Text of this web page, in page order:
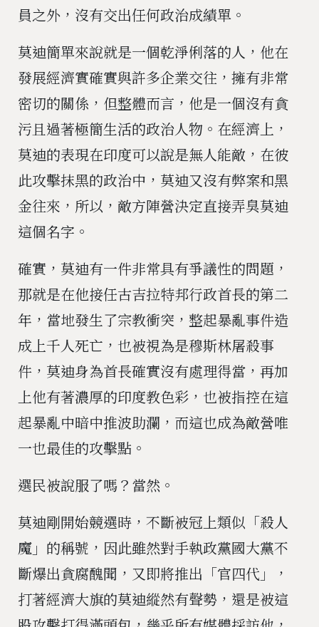
員之外，沒有交出任何政治成績單。
莫迪簡單來說就是一個乾淨俐落的人，他在
發展經濟實確實與許多企業交往，擁有非常
密切的關係，但整體而言，他是一個沒有貪
污且過著極簡生活的政治人物。在經濟上，
莫迪的表現在印度可以說是無人能敵，在彼
此攻擊抹黑的政治中，莫迪又沒有弊案和黑
金往來，所以，敵方陣營決定直接弄臭莫迪
這個名字。
確實，莫迪有一件非常具有爭議性的問題，
那就是在他接任古吉拉特邦行政首長的第二
年，當地發生了宗教衝突，整起暴亂事件造
成上千人死亡，也被視為是穆斯林屠殺事
件，莫迪身為首長確實沒有處理得當，再加
上他有著濃厚的印度教色彩，也被指控在這
起暴亂中暗中推波助瀾，而這也成為敵營唯
一也最佳的攻擊點。
選民被說服了嗎？當然。
莫迪剛開始競選時，不斷被冠上類似「殺人
魔」的稱號，因此雖然對手執政黨國大黨不
斷爆出貪腐醜聞，又即將推出「官四代」，
打著經濟大旗的莫迪縱然有聲勢，還是被這